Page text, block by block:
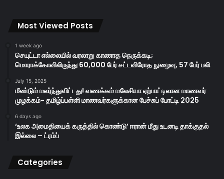
Most Viewed Posts
1 week ago
செயுட்டா எல்லையில் வரலாறு காணாத நெருக்கடி;
மொராக்கோவிலிருந்து 60,000 பேர் சட்டவிரோத நுழைவு, 57 பேர் பலி
July 15, 2025
மீண்டும் மலர்ந்துவிட்டது! வணக்கம் மலேசியா ஏற்பாட்டிலான மாணவர்
முழக்கம்- தமிழ்ப்பள்ளி மாணவர்களுக்கான பேச்சுப் போட்டி 2025
6 days ago
‘உலக அமைதியைக் கருத்தில் கொண்டு’ ஈரான் மீது உடனடி தாக்குதல்
இல்லை – ட்ரம்ப்
Categories